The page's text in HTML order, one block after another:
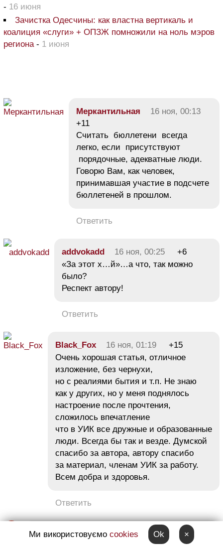
- 16 июня
Зачистка Одесчины: как властна вертикаль и
коалиция «слуги» + ОПЗЖ помножили на ноль мэров
региона- 1 июня
Меркантильная
16 ноя, 00:13
+11
Считать бюллетени всегда
легко, если присутствуют
порядочные, адекватные люди.
Говорю Вам, как человек,
принимавшая участие в подсчете
бюллетеней в прошлом.
Ответить
addvokadd 16 ноя, 00:25
+6
«За этот х…й»…а что, так можно
было?
Респект автору!
Ответить
Black_Fox 16 ноя, 01:19
+15
Очень хорошая статья, отличное
изложение, без чернухи,
но с реалиями бытия и т.п. Не знаю
как у других, но у меня поднялось
настроение после прочтения,
сложилось впечатление
что в УИК все дружные и образованные
люди. Всегда бы так и везде. Думской
спасибо за автора, автору спасибо
за материал, членам УИК за работу.
Всем добра и здоровья.
Ответить
rss911 16 ноя, 01:32
+1
Ми використовуємо cookies Ok ×